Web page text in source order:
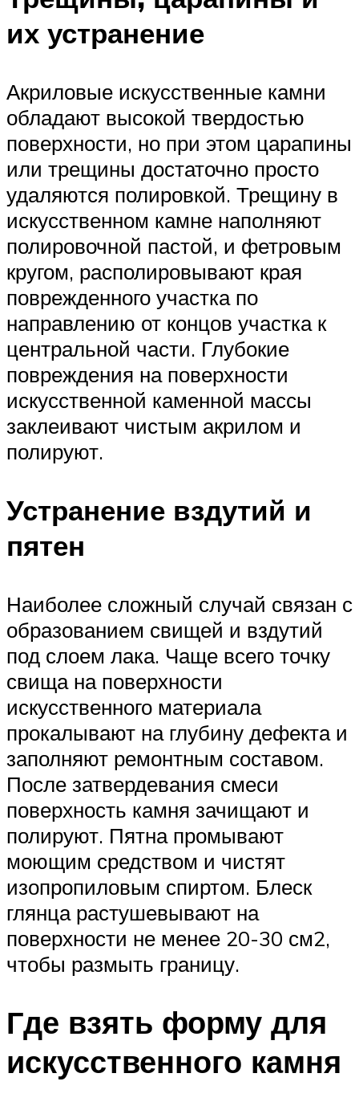
их устранение
Акриловые искусственные камни
обладают высокой твердостью
поверхности, но при этом царапины
или трещины достаточно просто
удаляются полировкой. Трещину в
искусственном камне наполняют
полировочной пастой, и фетровым
кругом, располировывают края
поврежденного участка по
направлению от концов участка к
центральной части. Глубокие
повреждения на поверхности
искусственной каменной массы
заклеивают чистым акрилом и
полируют.
Устранение вздутий и
пятен
Наиболее сложный случай связан с
образованием свищей и вздутий
под слоем лака. Чаще всего точку
свища на поверхности
искусственного материала
прокалывают на глубину дефекта и
заполняют ремонтным составом.
После затвердевания смеси
поверхность камня зачищают и
полируют. Пятна промывают
моющим средством и чистят
изопропиловым спиртом. Блеск
глянца растушевывают на
поверхности не менее 20-30 см2,
чтобы размыть границу.
Где взять форму для
искусственного камня